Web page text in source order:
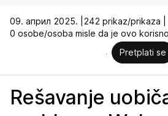
09. април 2025. |
242 prikaz/prikaza |
0 osobe/osoba misle da je ovo korisno
Pretplati se
Rešavanje